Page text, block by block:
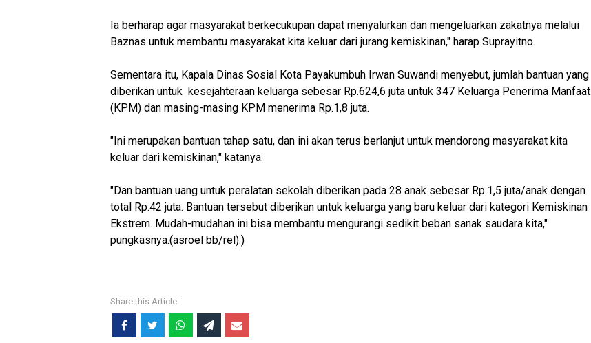
Ia berharap agar masyarakat berkecukupan dapat menyalurkan dan mengeluarkan zakatnya melalui
Baznas untuk membantu masyarakat kita keluar dari jurang kemiskinan," harap Suprayitno.
Sementara itu, Kapala Dinas Sosial Kota Payakumbuh Irwan Suwandi menyebut, jumlah bantuan yang
diberikan untuk kesejahteraan keluarga sebesar Rp.624,6 juta untuk 347 Keluarga Penerima Manfaat
(KPM) dan masing-masing KPM menerima Rp.1,8 juta.
"Ini merupakan bantuan tahap satu, dan ini akan terus berlanjut untuk mendorong masyarakat kita
keluar dari kemiskinan," katanya.
"Dan bantuan uang untuk peralatan sekolah diberikan pada 28 anak sebesar Rp.1,5 juta/anak dengan
total Rp.42 juta. Bantuan tersebut diberikan untuk keluarga yang baru keluar dari kategori Kemiskinan
Ekstrem. Mudah-mudahan ini bisa membantu mengurangi sedikit beban sanak saudara kita,"
pungkasnya.(asroel bb/rel).)